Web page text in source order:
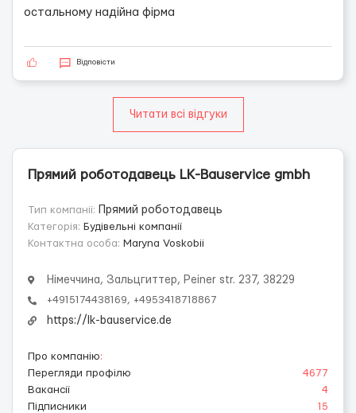
остальному надійна фірма
Відповісти
Читати всі відгуки
Прямий роботодавець LK-Bauservice gmbh
Тип компанії:
Прямий роботодавець
Категорія: Будівельні компанії
Контактна особа: Maryna Voskobii
Німеччина, Зальцгиттер, Peiner str. 237, 38229
+4915174438169, +4953418718867
https://lk-bauservice.de
Про компанію:
Перегляди профілю
4677
Вакансії
4
Підписники
15